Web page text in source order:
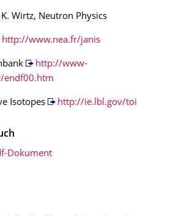
Wirtz, Neutron Physics
http://www.nea.fr/janis
http://www-
endf00.htm
Isotopes http://ie.lbl.gov/toi
Dokument